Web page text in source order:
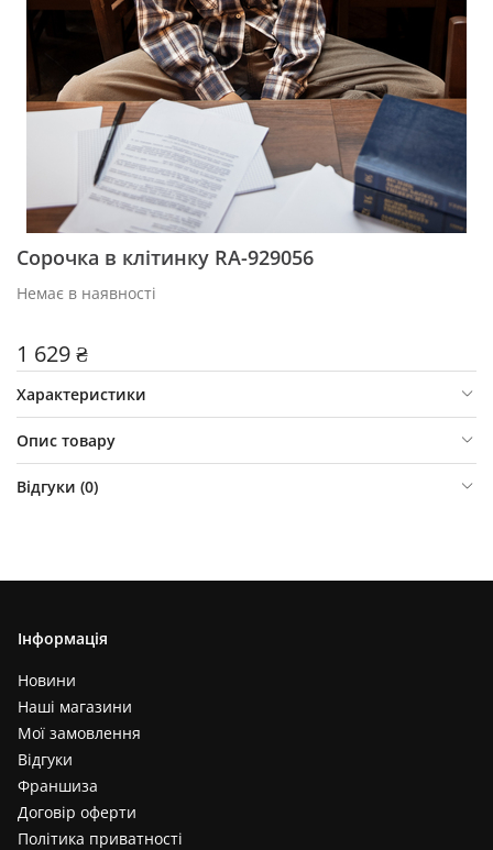
Сорочка в клітинку RA-929056
Немає в наявності
1 629 ₴
Характеристики
Опис товару
Відгуки (0)
Інформація
Новини
Наші магазини
Мої замовлення
Відгуки
Франшиза
Договір оферти
Політика приватності